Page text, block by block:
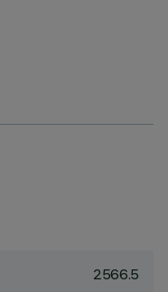
2566.5